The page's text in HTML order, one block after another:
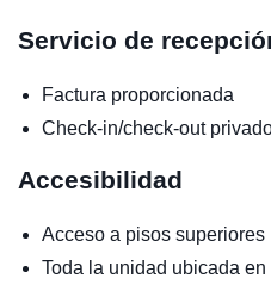
Servicio de
Factura proporcionada
Check-in/check-out
Accesibilidad
Acceso a pisos superiores
Toda la unidad ubicada